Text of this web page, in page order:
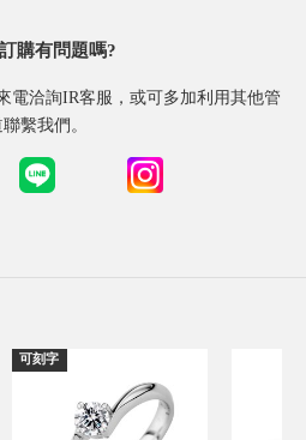
購有問題嗎?
電洽詢IR客服，或可多加利用其他管
繫我們。
可刻字